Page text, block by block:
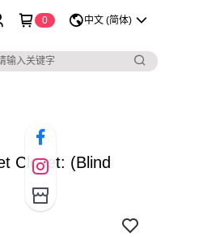
0 中文 (简体)
Closet: (Blind